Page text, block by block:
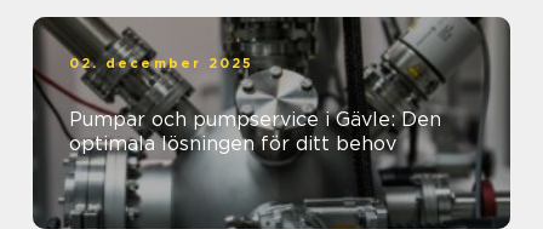
02. december 2025
Pumpar och pumpservice i Gävle: Den
optimala lösningen för ditt behov